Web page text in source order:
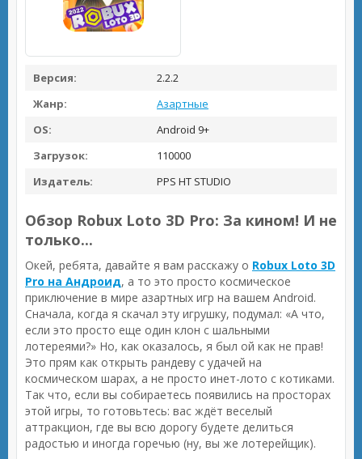
Версия:
2.2.2
Жанр:
Азартные
OS:
Android 9+
Загрузок:
110000
Издатель:
PPS HT STUDIO
Обзор Robux Loto 3D Pro: За кином! И не
только...
Окей, ребята, давайте я вам расскажу о Robux Loto 3D
Pro на Андроид, а то это просто космическое
приключение в мире азартных игр на вашем Android.
Сначала, когда я скачал эту игрушку, подумал: «А что,
если это просто еще один клон с шальными
лотереями?» Но, как оказалось, я был ой как не прав!
Это прям как открыть рандеву с удачей на
космическом шарах, а не просто инет-лото с котиками.
Так что, если вы собираетесь появились на просторах
этой игры, то готовьтесь: вас ждёт веселый
аттракцион, где вы всю дорогу будете делиться
радостью и иногда горечью (ну, вы же лотерейщик).